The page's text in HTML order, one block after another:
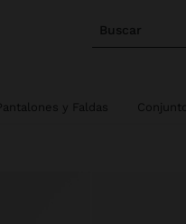
Buscar
Pantalones y Faldas